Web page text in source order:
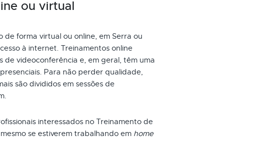
ou virtual
forma virtual ou online, em Serra ou
à internet. Treinamentos online
videoconferência e, em geral, têm uma
Para não perder qualidade,
são divididos em sessões de
interessados no Treinamento de
se estiverem trabalhando em home